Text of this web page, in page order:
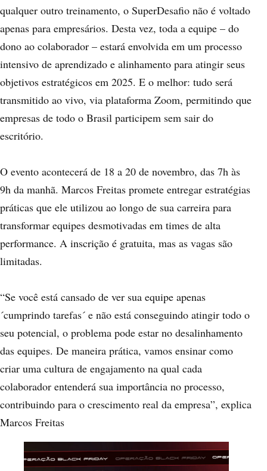
qualquer outro treinamento, o SuperDesafio não é voltado
apenas para empresários. Desta vez, toda a equipe – do
dono ao colaborador – estará envolvida em um processo
intensivo de aprendizado e alinhamento para atingir seus
objetivos estratégicos em 2025. E o melhor: tudo será
transmitido ao vivo, via plataforma Zoom, permitindo que
empresas de todo o Brasil participem sem sair do
escritório.
O evento acontecerá de 18 a 20 de novembro, das 7h às
9h da manhã. Marcos Freitas promete entregar estratégias
práticas que ele utilizou ao longo de sua carreira para
transformar equipes desmotivadas em times de alta
performance. A inscrição é gratuita, mas as vagas são
limitadas.
“Se você está cansado de ver sua equipe apenas
´cumprindo tarefas´ e não está conseguindo atingir todo o
seu potencial, o problema pode estar no desalinhamento
das equipes. De maneira prática, vamos ensinar como
criar uma cultura de engajamento na qual cada
colaborador entenderá sua importância no processo,
contribuindo para o crescimento real da empresa”, explica
Marcos Freitas